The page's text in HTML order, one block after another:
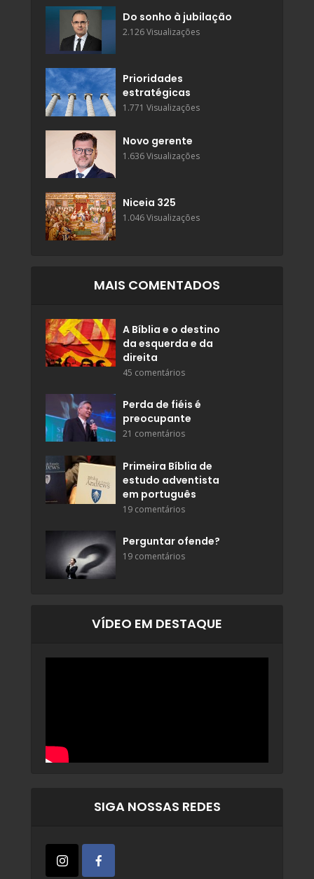
Do sonho à jubilação
2.126 Visualizações
Prioridades
estratégicas
1.771 Visualizações
Novo gerente
1.636 Visualizações
Niceia 325
1.046 Visualizações
MAIS COMENTADOS
A Bíblia e o destino
da esquerda e da
direita
45 comentários
Perda de fiéis é
preocupante
21 comentários
Primeira Bíblia de
estudo adventista
em português
19 comentários
Perguntar ofende?
19 comentários
VÍDEO EM DESTAQUE
SIGA NOSSAS REDES